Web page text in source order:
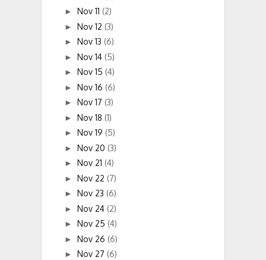
► Nov 11 (2)
► Nov 12 (3)
► Nov 13 (6)
► Nov 14 (5)
► Nov 15 (4)
► Nov 16 (6)
► Nov 17 (3)
► Nov 18 (1)
► Nov 19 (5)
► Nov 20 (3)
► Nov 21 (4)
► Nov 22 (7)
► Nov 23 (6)
► Nov 24 (2)
► Nov 25 (4)
► Nov 26 (6)
► Nov 27 (6)